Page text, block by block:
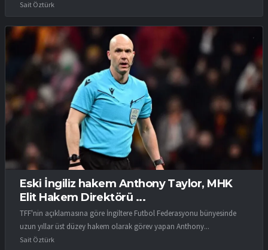
Sait Öztürk
Eski İngiliz hakem Anthony Taylor, MHK
Elit Hakem Direktörü ...
TFF'nin açıklamasına göre İngiltere Futbol Federasyonu bünyesinde
uzun yıllar üst düzey hakem olarak görev yapan Anthony...
Sait Öztürk